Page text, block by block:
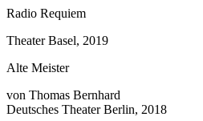
Radio Requiem
Theater Basel, 2019
Alte Meister
von Thomas Bernhard
Deutsches Theater Berlin, 2018